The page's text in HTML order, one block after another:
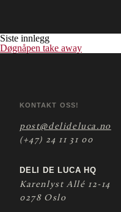
Siste innlegg
Døgnåpen take away
KONTAKT OSS!
post@delideluca.no
(+47) 24 11 31 00
DELI DE LUCA HQ
Karenlyst Allé 12-14
0278 Oslo